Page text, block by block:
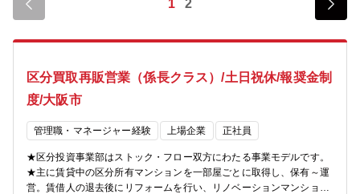
1 2
区分買取再販営業（係長クラス）/土日祝休/報奨金制
度/大阪市
管理職・マネージャー経験 上場企業 正社員
★区分投資事業部はストック・フロー双方にわたる事業モデルです。
★主に賃貸中の区分所有マンションを一部屋ごとに取得し、保有～運
営。賃借人の退去後にリフォームを行い、リノベーションマンション